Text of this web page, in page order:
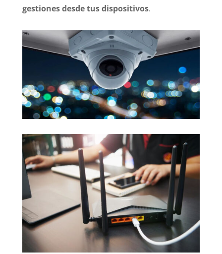
gestiones desde tus dispositivos.